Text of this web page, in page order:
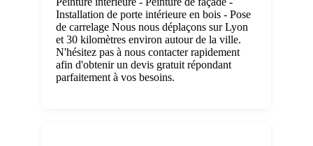
Installation de porte intérieure en bois - Pose
de carrelage Nous nous déplaçons sur Lyon
et 30 kilomètres environ autour de la ville.
N'hésitez pas à nous contacter rapidement
afin d'obtenir un devis gratuit répondant
parfaitement à vos besoins.